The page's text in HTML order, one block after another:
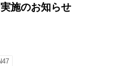
施のお知らせ